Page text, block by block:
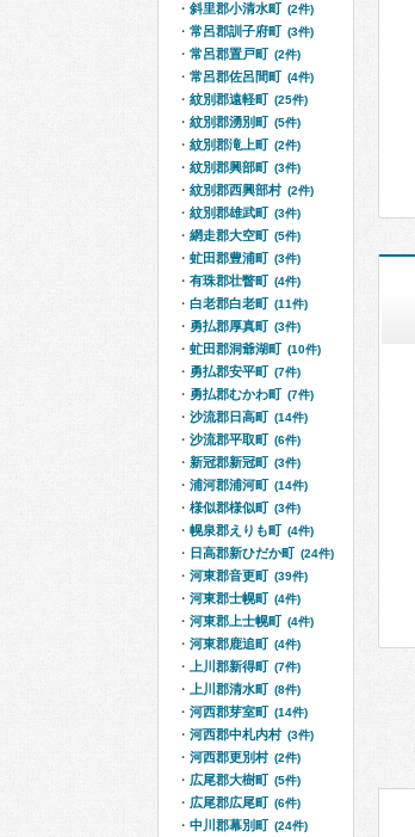
斜里郡小清水町 (2件)
常呂郡訓子府町 (3件)
常呂郡置戸町 (2件)
常呂郡佐呂間町 (4件)
紋別郡遠軽町 (25件)
紋別郡湧別町 (5件)
紋別郡滝上町 (2件)
紋別郡興部町 (3件)
紋別郡西興部村 (2件)
紋別郡雄武町 (3件)
網走郡大空町 (5件)
虻田郡豊浦町 (3件)
有珠郡壮瞥町 (4件)
白老郡白老町 (11件)
勇払郡厚真町 (3件)
虻田郡洞爺湖町 (10件)
勇払郡安平町 (7件)
勇払郡むかわ町 (7件)
沙流郡日高町 (14件)
沙流郡平取町 (6件)
新冠郡新冠町 (3件)
浦河郡浦河町 (14件)
様似郡様似町 (3件)
幌泉郡えりも町 (4件)
日高郡新ひだか町 (24件)
河東郡音更町 (39件)
河東郡士幌町 (4件)
河東郡上士幌町 (4件)
河東郡鹿追町 (4件)
上川郡新得町 (7件)
上川郡清水町 (8件)
河西郡芽室町 (14件)
河西郡中札内村 (3件)
河西郡更別村 (2件)
広尾郡大樹町 (5件)
広尾郡広尾町 (6件)
中川郡幕別町 (24件)